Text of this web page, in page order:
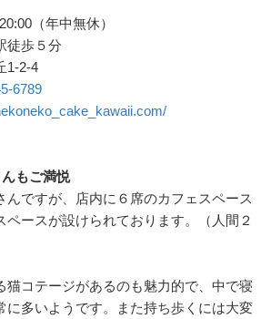
（年中無休）
歩５分
2-4
6789
もご満悦
んですが、店内に６席のカフェスペース
ペースが設けられております。（人間２
猫コテージがあるのも魅力的で、中で寝
に多いようです。また持ち歩くには大変